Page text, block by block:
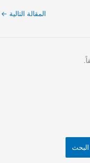
المقالة التالية ←
البحث